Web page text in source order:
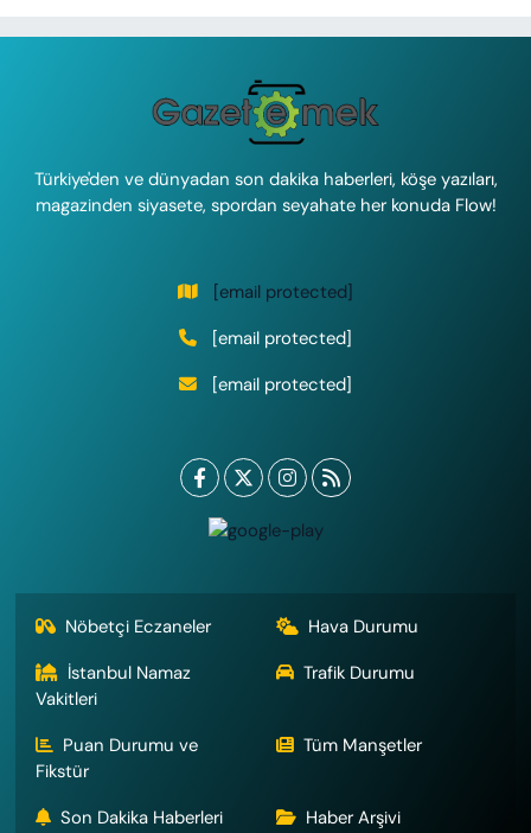
Türkiye'den ve dünyadan son dakika haberleri, köşe yazıları,
magazinden siyasete, spordan seyahate her konuda Flow!
[email protected]
[email protected]
[email protected]
Nöbetçi Eczaneler
Hava Durumu
İstanbul Namaz
Vakitleri
Trafik Durumu
Puan Durumu ve
Fikstür
Tüm Manşetler
Son Dakika Haberleri Haber Arşivi